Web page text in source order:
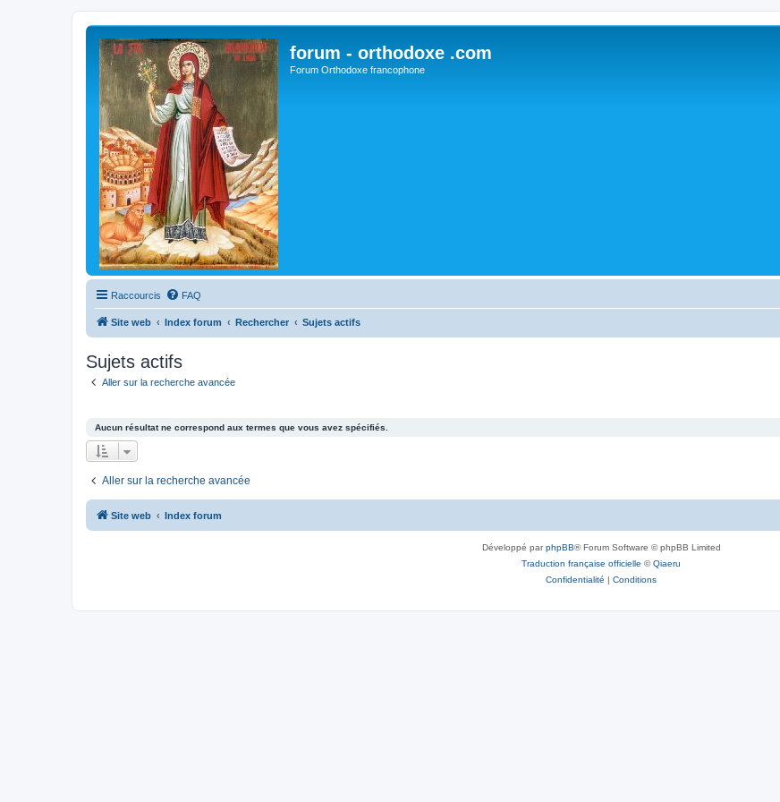
forum - orthodoxe .com
Forum Orthodoxe francophone
Raccourcis FAQ
Site web Index forum Rechercher Sujets actifs
Sujets actifs
Aller sur la recherche avancée
Aucun résultat ne correspond aux termes que vous avez spécifiés.
Aller sur la recherche avancée
Site web Index forum
Développé parphpBB® Forum Software © phpBB Limited
Traduction française officielle ©Qiaeru
Confidentialité | Conditions